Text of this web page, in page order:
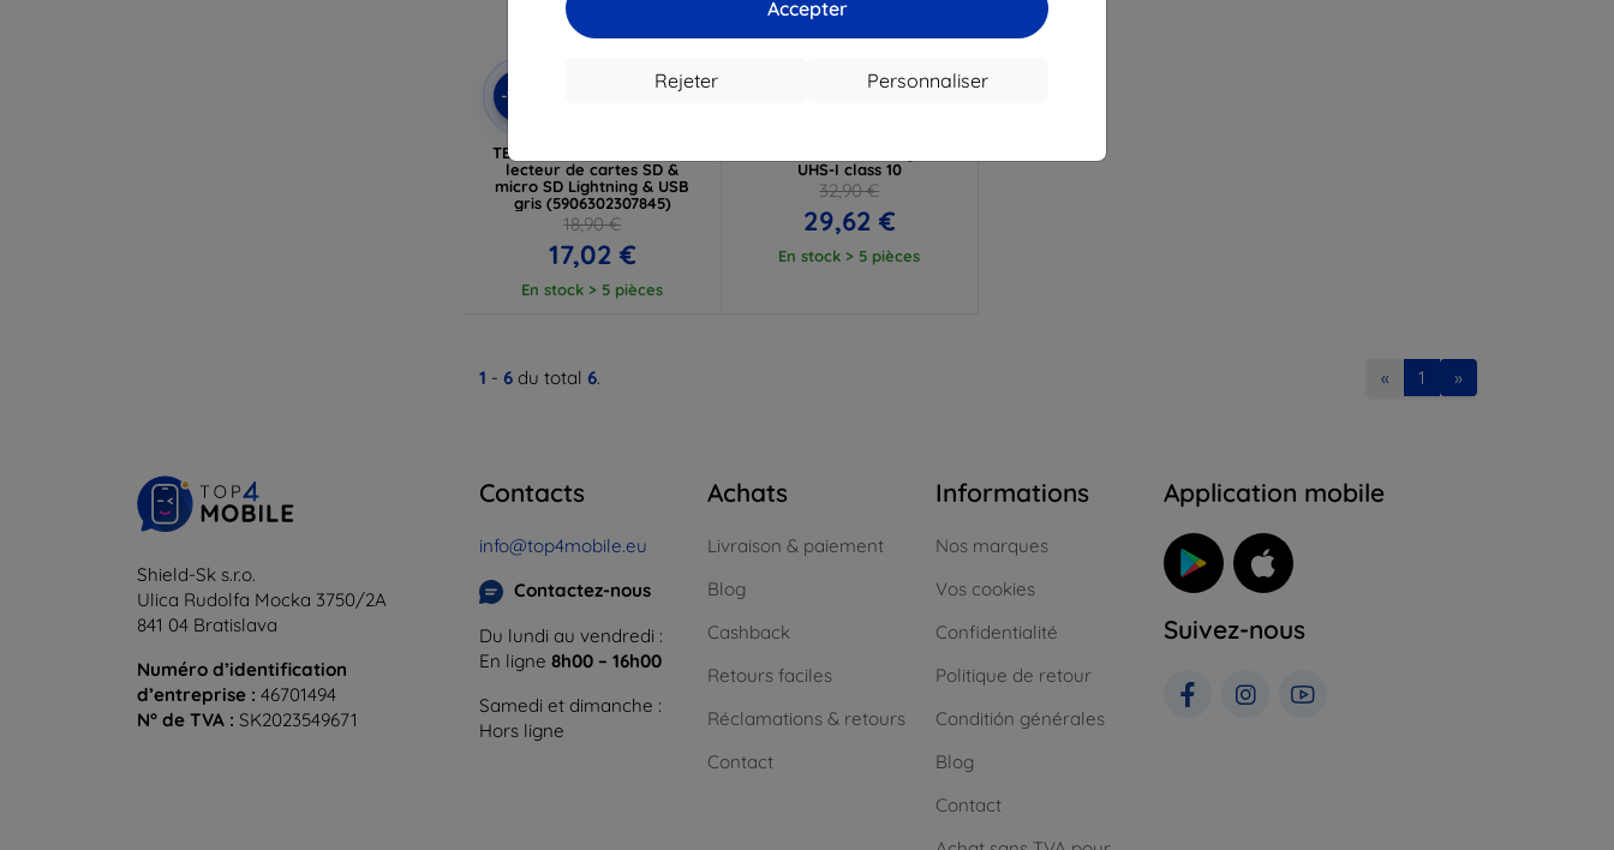
Accepter
Personnaliser
Rejeter
-10% EXTRA10
TECH-PROTECT Ultraboost
lecteur de cartes SD &
micro SD Lightning & USB
gris (5906302307845)
18,90 €
17,02 €
En stock > 5 pièces
Réduction
EXTRA10
UHS-I class 10
32,90 €
29,62 €
En stock > 5 pièces
1 - 6 du total 6. « 1 »
Shield-Sk s.r.o.
Ulica Rudolfa Mocka 3750/2A
841 04 Bratislava
Numéro d’identification
d’entreprise : 46701494
N° de TVA : SK2023549671
Contacts
info@top4mobile.eu
Contactez-nous
Du lundi au vendredi :
En ligne 8h00 – 16h00
Samedi et dimanche :
Hors ligne
Achats
Livraison & paiement
Blog
Cashback
Retours faciles
Réclamations & retours
Contact
Informations
Nos marques
Vos cookies
Confidentialité
Politique de retour
Conditión générales
Blog
Contact
Application mobile
Suivez-nous